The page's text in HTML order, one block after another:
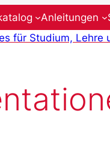
Anleitungen
für Studium, Lehre